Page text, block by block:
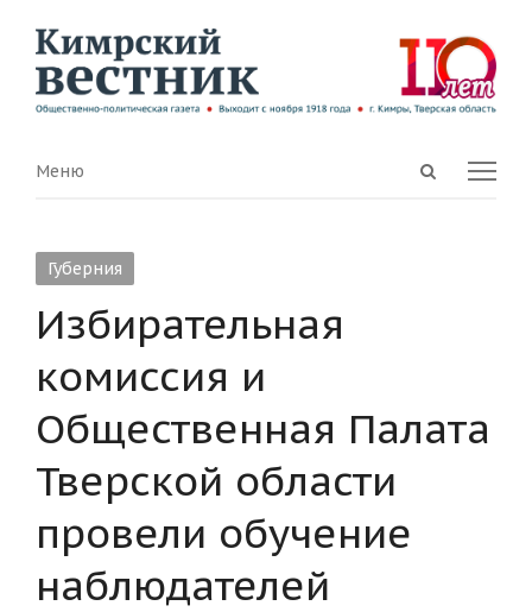
Open
Menu
Меню
Губерния
Избирательная
комиссия и
Общественная Палата
Тверской области
провели обучение
наблюдателей